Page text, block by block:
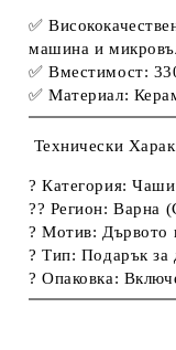
✅
машина и
✅ Вместимост:
✅ Материал:
Технически
?️Категория: Чаши
?? Регион: Варна
?Мотив: Дървото
?Тип: Подарък за
?Опаковка: